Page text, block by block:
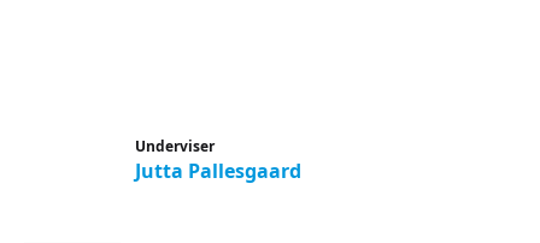
Underviser
Jutta Pallesgaard